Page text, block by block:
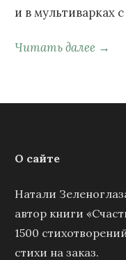
и в мультиварках
Читать далее →
О сайте
Натали
автор книги
1500
стихи на заказ.